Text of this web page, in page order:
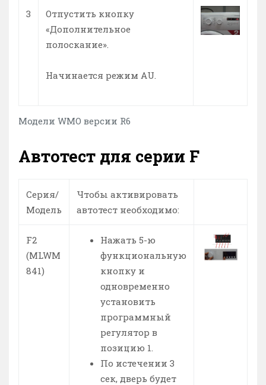
Модели WMO версии R6
3
Отпустить кнопку
«Дополнительное
полоскание».
Начинается режим AU.
Автотест для серии F
Серия/
Модель
Чтобы активировать
автотест необходимо:
F2
(MLWM
841)
Нажать 5-ю
функциональную
кнопку и
одновременно
установить
программный
регулятор в
позицию 1.
По истечении 3
сек, дверь будет